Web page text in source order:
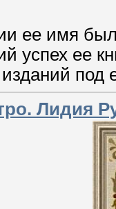
ее имя
успех ее
под
Лидия